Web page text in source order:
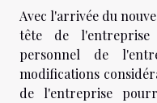
Avec l'arrivée du
tête de
personnel de
modifications
de l'entreprise